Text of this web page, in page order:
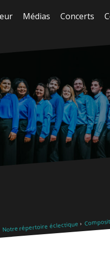
Médias Concerts
Notre répertoire éclectique